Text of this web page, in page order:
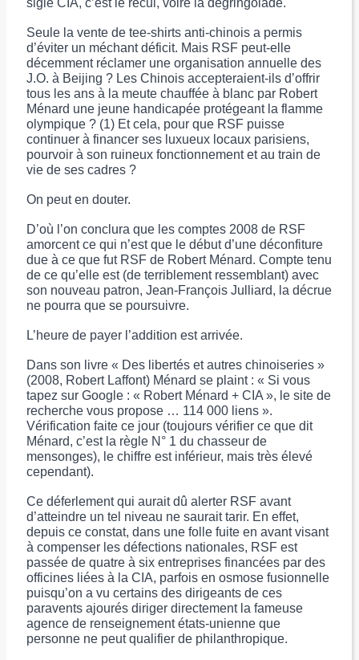
Seule la vente de tee-shirts anti-chinois a permis
d’éviter un méchant déficit. Mais RSF peut-elle
décemment réclamer une organisation annuelle des
J.O. à Beijing ? Les Chinois accepteraient-ils d’offrir
tous les ans à la meute chauffée à blanc par Robert
Ménard une jeune handicapée protégeant la flamme
olympique ? (1) Et cela, pour que RSF puisse
continuer à financer ses luxueux locaux parisiens,
pourvoir à son ruineux fonctionnement et au train de
vie de ses cadres ?
On peut en douter.
D’où l’on conclura que les comptes 2008 de RSF
amorcent ce qui n’est que le début d’une déconfiture
due à ce que fut RSF de Robert Ménard. Compte tenu
de ce qu’elle est (de terriblement ressemblant) avec
son nouveau patron, Jean-François Julliard, la décrue
ne pourra que se poursuivre.
L’heure de payer l’addition est arrivée.
Dans son livre « Des libertés et autres chinoiseries »
(2008, Robert Laffont) Ménard se plaint : « Si vous
tapez sur Google : « Robert Ménard + CIA », le site de
recherche vous propose … 114 000 liens ».
Vérification faite ce jour (toujours vérifier ce que dit
Ménard, c’est la règle N° 1 du chasseur de
mensonges), le chiffre est inférieur, mais très élevé
cependant).
Ce déferlement qui aurait dû alerter RSF avant
d’atteindre un tel niveau ne saurait tarir. En effet,
depuis ce constat, dans une folle fuite en avant visant
à compenser les défections nationales, RSF est
passée de quatre à six entreprises financées par des
officines liées à la CIA, parfois en osmose fusionnelle
puisqu’on a vu certains des dirigeants de ces
paravents ajourés diriger directement la fameuse
agence de renseignement états-unienne que
personne ne peut qualifier de philanthropique.